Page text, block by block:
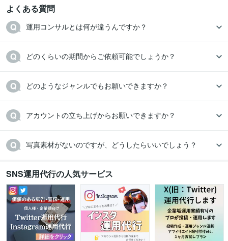
よくある質問
運用コンサルとは何が違うんですか？
どのくらいの期間からご依頼可能でしょうか？
どのようなジャンルでもお願いできますか？
アカウントの立ち上げからお願いできますか？
写真素材がないのですが、どうしたらいいでしょう？
SNS運用代行の人気サービス